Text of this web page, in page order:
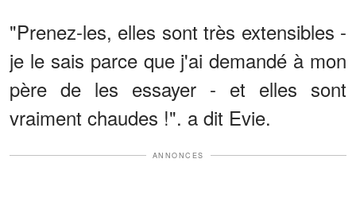
"Prenez-les, elles sont très extensibles -
je le sais parce que j'ai demandé à mon
père de les essayer - et elles sont
vraiment chaudes !". a dit Evie.
ANNONCES